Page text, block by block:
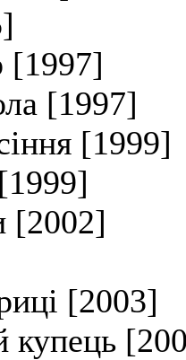
[1997]
[1997]
[1999]
[2002]
[2003]
купець